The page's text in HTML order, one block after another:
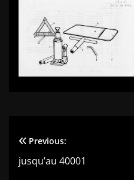
Navigation
de
Previous:
jusqu’au 40001